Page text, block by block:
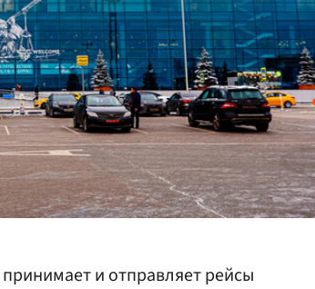
принимает и отправляет рейсы